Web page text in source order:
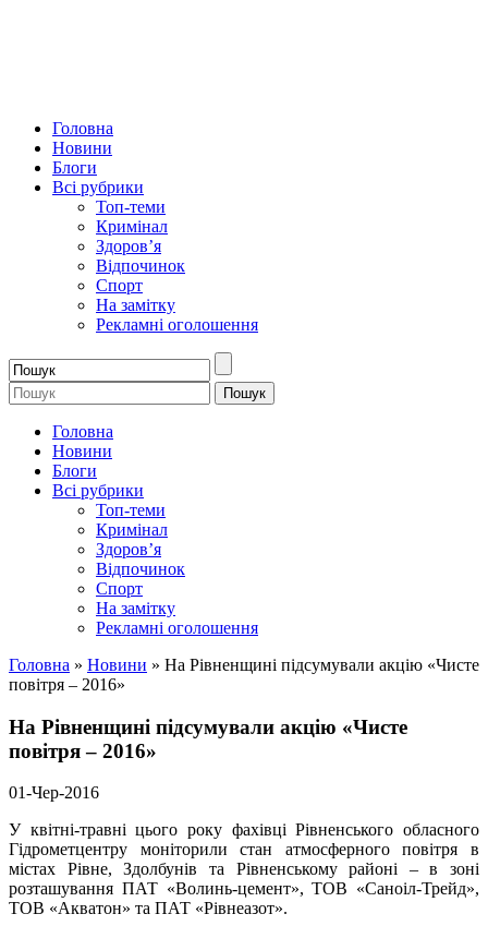
Головна
Новини
Блоги
Всі рубрики
Топ-теми
Кримінал
Здоров’я
Відпочинок
Спорт
На замітку
Рекламні оголошення
Головна
Новини
Блоги
Всі рубрики
Топ-теми
Кримінал
Здоров’я
Відпочинок
Спорт
На замітку
Рекламні оголошення
Головна » Новини » На Рівненщині підсумували акцію «Чисте
повітря – 2016»
На Рівненщині підсумували акцію «Чисте
повітря – 2016»
01-Чер-2016
У квітні-травні цього року фахівціРівненського обласного
Гідрометцентру моніторили стан атмосферного повітря в
містах Рівне, Здолбунів та Рівненському районі – в зоні
розташування ПАТ «Волинь-цемент», ТОВ «Саноіл-Трейд»,
ТОВ «Акватон» та ПАТ «Рівнеазот».